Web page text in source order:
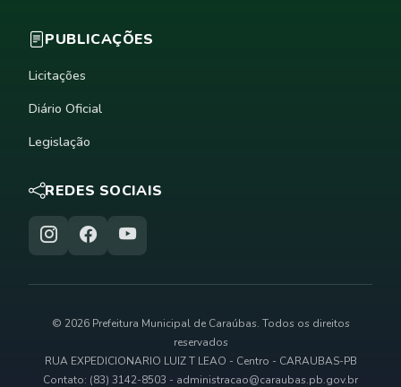
PUBLICAÇÕES
Licitações
Diário Oficial
Legislação
REDES SOCIAIS
© 2026 Prefeitura Municipal de Caraúbas. Todos os direitos
reservados
RUA EXPEDICIONARIO LUIZ T LEAO - Centro - CARAUBAS-PB
Contato: (83) 3142-8503 - administracao@caraubas.pb.gov.br